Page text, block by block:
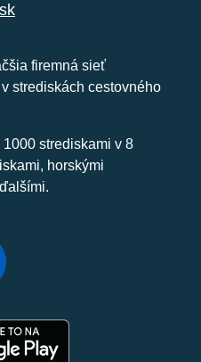
firemná sieť
strediskách cestovného
strediskami v 8
horskými